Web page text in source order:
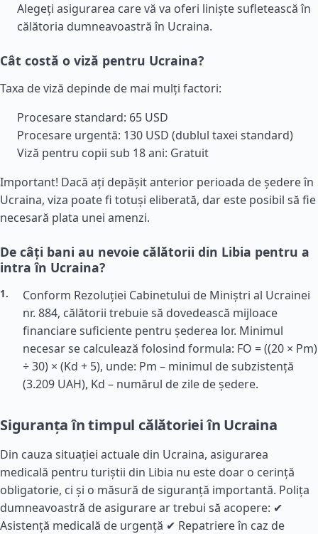
Alegeți asigurarea care vă va oferi liniște sufletească în
călătoria dumneavoastră în Ucraina.
Cât costă o viză pentru Ucraina?
Taxa de viză depinde de mai mulți factori:
Procesare standard: 65 USD
Procesare urgentă: 130 USD (dublul taxei standard)
Viză pentru copii sub 18 ani: Gratuit
Important! Dacă ați depășit anterior perioada de ședere în
Ucraina, viza poate fi totuși eliberată, dar este posibil să fie
necesară plata unei amenzi.
De câți bani au nevoie călătorii din Libia pentru a
intra în Ucraina?
Conform Rezoluției Cabinetului de Miniștri al Ucrainei
nr. 884, călătorii trebuie să dovedească mijloace
financiare suficiente pentru șederea lor. Minimul
necesar se calculează folosind formula: FO = ((20 × Pm)
÷ 30) × (Kd + 5), unde: Pm – minimul de subzistență
(3.209 UAH), Kd – numărul de zile de ședere.
Siguranța în timpul călătoriei în Ucraina
Din cauza situației actuale din Ucraina, asigurarea
medicală pentru turiștii din Libia nu este doar o cerință
obligatorie, ci și o măsură de siguranță importantă. Polița
dumneavoastră de asigurare ar trebui să acopere: ✔
Asistență medicală de urgență ✔ Repatriere în caz de